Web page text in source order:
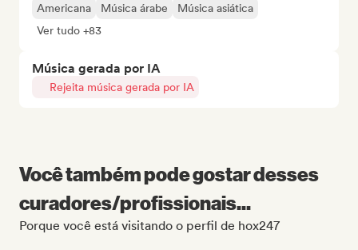
Americana Música árabe
Música asiática
Ver tudo +83
Música gerada por IA
Rejeita música gerada por IA
Você também pode gostar desses
curadores/profissionais...
Porque você está visitando o perfil de hox247